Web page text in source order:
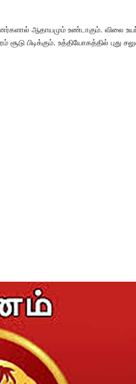
ஆதாயமும் உண்டாகும். விலை
பிடிக்கும். உத்தியோகத்தில் புது